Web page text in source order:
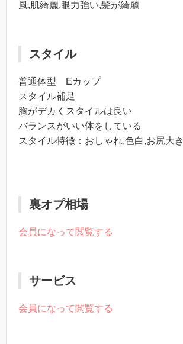
風,肌綺麗,眼力強い,髪が綺麗
スタイル
普通体型 Eカップ
スタイル補足
胸がデカくスタイルは良い
バランスがいい体をしている
スタイル特徴：おしゃれ,色白,お尻大
裏オプ相場
会員になって閲覧する
サービス
会員になって閲覧する